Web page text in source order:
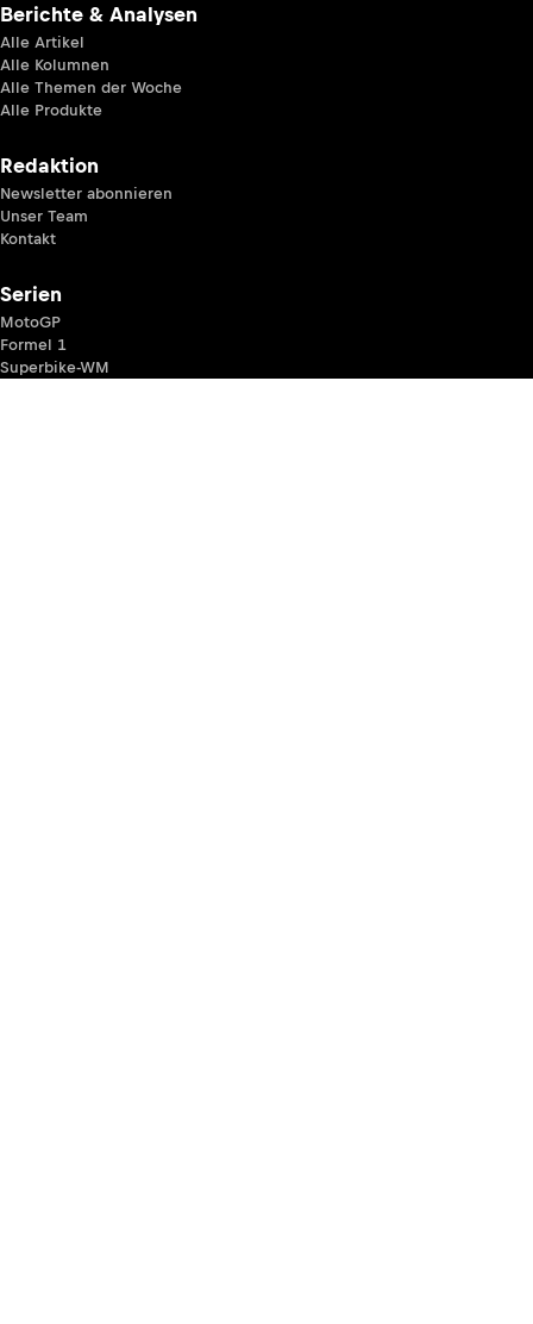
Berichte & Analysen
Alle Artikel
Alle Kolumnen
Alle Themen der Woche
Alle Produkte
Redaktion
Newsletter abonnieren
Unser Team
Kontakt
Serien
MotoGP
Formel 1
Superbike-WM